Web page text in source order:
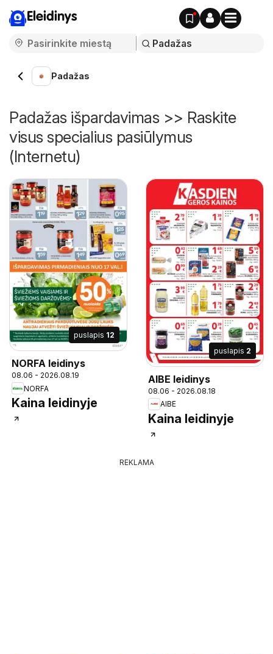
Eleidinys
Padažas
Padažas išpardavimas >> Raskite
visus specialius pasiūlymus
(Internetu)
puslapis 12
NORFA leidinys
08.06 - 2026.08.19
NORFA
Kaina leidinyje
puslapis 2
AIBE leidinys
08.06 - 2026.08.18
AIBE
Kaina leidinyje
REKLAMA